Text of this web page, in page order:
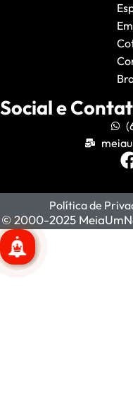
Social e
Política de
© 2000-2025